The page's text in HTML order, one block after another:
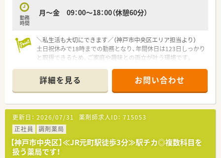
ど、教育体制が整った和やかで協力的な雰囲気の職場です。
勤務
時間
月～金 09：00～18：00（休憩60分）
＼私生活も大切にできます／（神戸市中央区エリア担当より）
土日祝休みで18時までの勤務となり、年間休日は123日しっかり
と取得できるため、ご家庭や趣味との両立が叶う環境です。
【店舗情報と応需状況について】
■大学病院の敷地内に開局したばかりの綺麗な店舗で、総合科目
の処方箋を1日あたり約80枚から110枚ほど応需しています。
■待合室と飲食スペースに壁を設けない開放的なレイアウトを
採用し、患者様がリラックスできる空間作りを心がけています。
■今後は地域住民の方々に向けた健康イベントの開催も予定し
ており、地域に開かれた身近な医療提供の場を目指しています。
【法人特徴について】
■東証上場企業のグループ会社として全国展開しており、安定し
詳細を見る お問い合わせ
更新日： 2026/07/31 薬剤師求人ID： 715053
正社員
調剤薬局
【神戸市中央区】≪JR元町駅徒歩3分≫駅チカ◎複数科目を
扱う薬局です！